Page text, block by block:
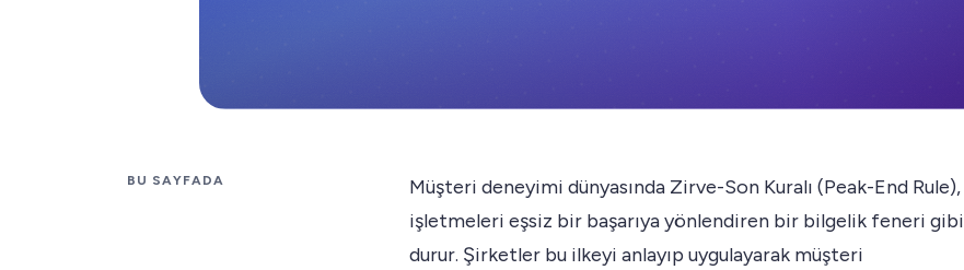
BU SAYFADA
Müşteri deneyimi dünyasında Zirve-Son Kuralı (Peak-End Rule),
işletmeleri eşsiz bir başarıya yönlendiren bir bilgelik feneri gibi
durur. Şirketler bu ilkeyi anlayıp uygulayarak müşteri